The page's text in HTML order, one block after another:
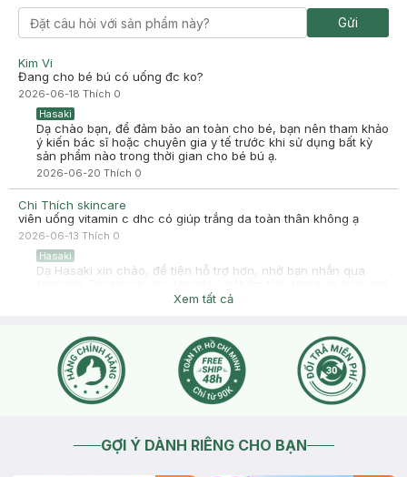
2024-10-28
Sản phẩm tốt cho sức khoẻ
Gửi
Kim Vi
Đang cho bé bú có uống đc ko?
2026-06-18 Thích 0
Hasaki
Dạ chào bạn, để đảm bảo an toàn cho bé, bạn nên tham khảo
ý kiến bác sĩ hoặc chuyên gia y tế trước khi sử dụng bất kỳ
sản phẩm nào trong thời gian cho bé bú ạ.
2026-06-20 Thích 0
Chi Thích skincare
viên uống vitamin c dhc có giúp trắng da toàn thân không ạ
2026-06-13 Thích 0
Hasaki
Dạ Hasaki xin chào, để tiện hỗ trợ hơn, nhờ bạn nhắn qua
Xem tất cả
GỢI Ý DÀNH RIÊNG CHO BẠN